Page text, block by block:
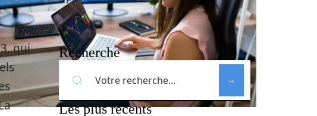
qui
Recherche
Les plus récents